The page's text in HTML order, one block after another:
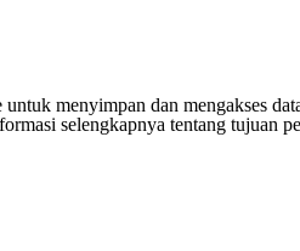
menyimpan dan mengakses
selengkapnya tentang tujuan